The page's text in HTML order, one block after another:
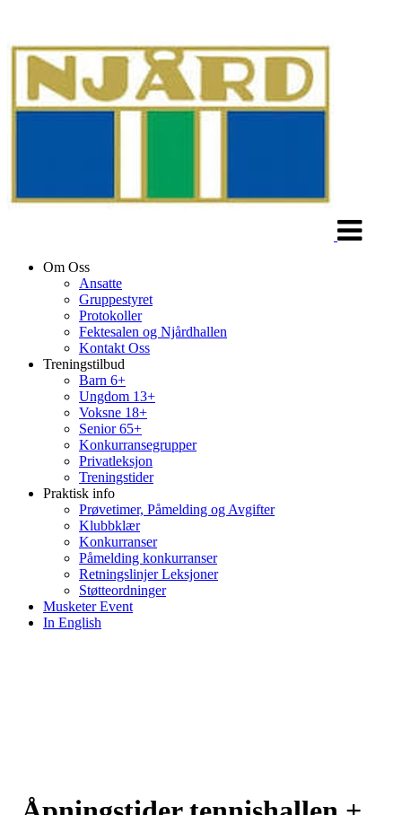
Om Oss
Ansatte
Gruppestyret
Protokoller
Fektesalen og Njårdhallen
Kontakt Oss
Treningstilbud
Barn 6+
Ungdom 13+
Voksne 18+
Senior 65+
Konkurransegrupper
Privatleksjon
Treningstider
Praktisk info
Prøvetimer, Påmelding og Avgifter
Klubbklær
Konkurranser
Påmelding konkurranser
Retningslinjer Leksjoner
Støtteordninger
Musketer Event
In English